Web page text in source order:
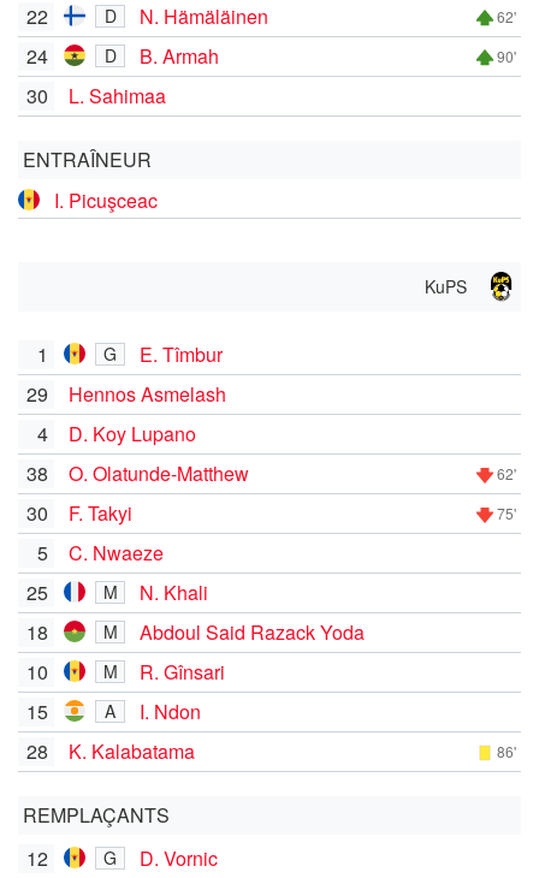
22 D N. Hämäläinen 62'
24 D B. Armah 90'
30 L. Sahimaa
ENTRAÎNEUR
I. Picuşceac
KuPS
1 G
E. Tîmbur
29
Hennos Asmelash
4
D. Koy Lupano
38
O. Olatunde-Matthew 62'
30 F. Takyi 75'
5
C. Nwaeze
25
M
N. Khali
18
M
Abdoul Said Razack Yoda
10
M
R. Gînsari
15
A
I. Ndon
28
K. Kalabatama 86'
REMPLAÇANTS
12
G
D. Vornic